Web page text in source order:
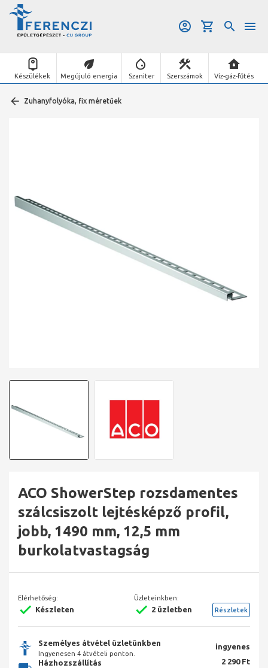
Készülékek Megújuló energia Szaniter Szerszámok Víz-gáz-fűtés
Zuhanyfolyóka, fix méretűek
ACO ShowerStep rozsdamentes
szálcsiszolt lejtésképző profil,
jobb, 1490 mm, 12,5 mm
burkolatvastagság
Elérhetőség:
Készleten
Üzleteinkben:
2 üzletben Részletek
Személyes átvétel üzletünkben
Ingyenesen 4 átvételi ponton.
ingyenes
Házhozszállítás
2 290 Ft